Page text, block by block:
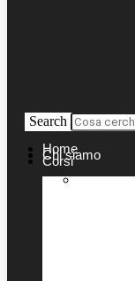
Search
Home
Chi siamo
Corsi